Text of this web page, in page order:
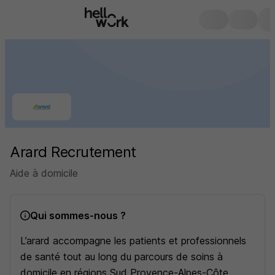
Arard Recrutement
Aide à domicile
Qui sommes-nous ?
L’arard accompagne les patients et professionnels
de santé tout au long du parcours de soins à
domicile en régions Sud Provence-Alpes-Côte